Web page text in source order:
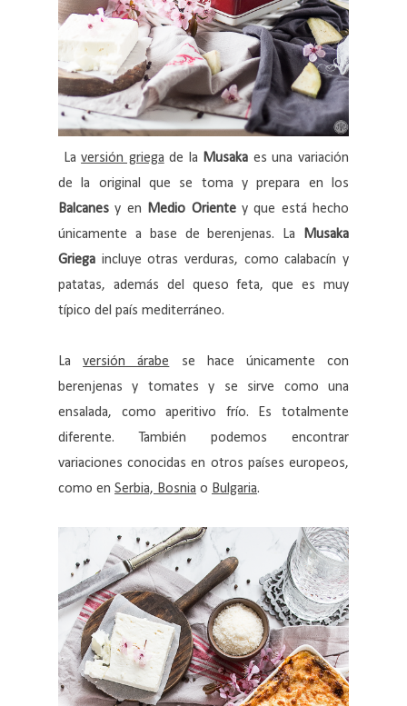
Laversión griega de la Musaka es una variación
de la original que se toma y prepara en los
Balcanesy en Medio Orientey que está hecho
únicamente a base de berenjenas. La Musaka
Griega incluye otras verduras, como calabacín y
patatas, además del queso feta, que es muy
típico del país mediterráneo.
Laversión árabe se hace únicamente con
berenjenas y tomates y se sirve como una
ensalada, como aperitivo frío. Es totalmente
diferente. También podemos encontrar
variaciones conocidas en otros países europeos,
como en Serbia, Bosnia o Bulgaria.